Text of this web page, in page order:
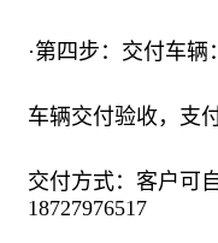
·第四步：交付车辆
车辆交付验收，支
交付方式：客户可
18727976517